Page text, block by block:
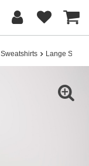
Sweatshirts Lange